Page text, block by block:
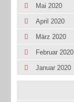
Mai 2020
April 2020
März 2020
Februar 2020
Januar 2020